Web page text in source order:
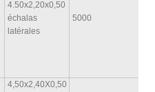
4.50x2,20x0,50
échalas
latérales
5000
4,50x2,40X0,50